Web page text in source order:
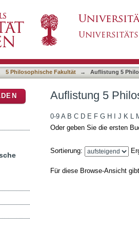
5 Philosophische Fakultät → Auflistung 5
Auflistung 5
0-9 A B C D E F G H J K L
Oder geben Sie die ersten
Sortierung:
Für diese Browse-Ansicht